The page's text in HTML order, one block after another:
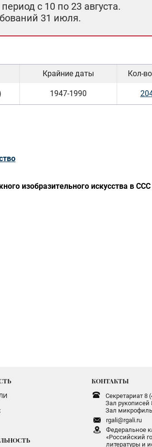
с 10 по 23 августа.
31 июля.
Крайние даты Кол-
1947-1990
изобразительного искусства в
КОНТАКТЫ
Секретариат 8
Зал рукописей
Зал
rgali@rgali.ru
Федеральное
«Российский
литературы и